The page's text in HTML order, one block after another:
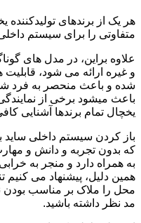
هر یک از برندهای
متفاوتی را برای سیستم
علاوه براین، در مدل های
و غیره ارائه می شود،
شده و باعث منحصر به فرد
باعث میشود برخی از
یخچال تمام برندها آشنایی
باز کردن سیستم داخلی ساید
که بدون تجربه و دانش و
به همراه دارد و منجر به
همین دلیل، پیشنهاد می کنیم
محل را ملاک بر مناسب بودن
مد نظر داشته باشید.